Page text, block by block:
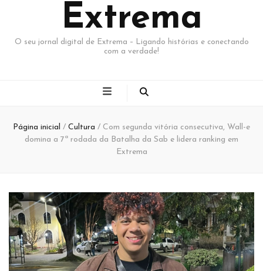
Extrema
O seu jornal digital de Extrema – Ligando histórias e conectando
com a verdade!
Página inicial / Cultura / Com segunda vitória consecutiva, Wall-e
domina a 7ª rodada da Batalha da Sab e lidera ranking em
Extrema